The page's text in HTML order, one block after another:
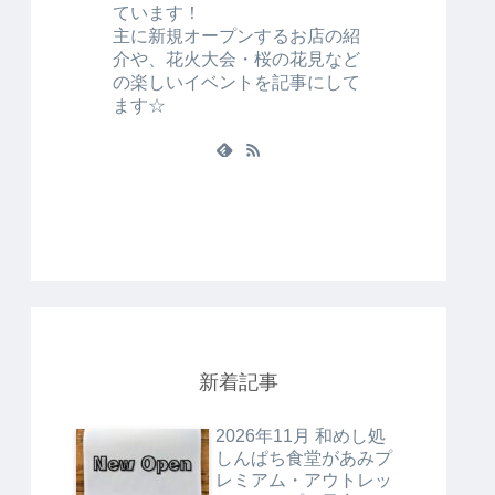
ています！
主に新規オープンするお店の紹
介や、花火大会・桜の花見など
の楽しいイベントを記事にして
ます☆
新着記事
2026年11月 和めし処
しんぱち食堂があみプ
レミアム・アウトレッ